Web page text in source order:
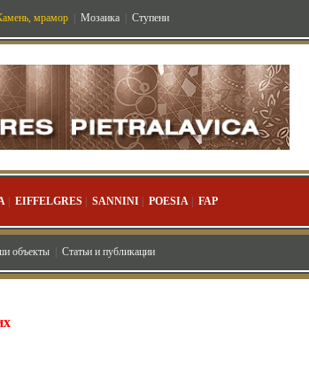
мрамор Мозаика Ступени
| EIFFELGRES| SANNINI| POESIA| FAP
объекты| Статьи и публикации